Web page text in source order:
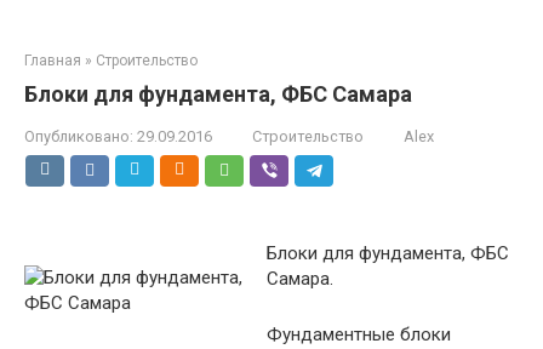
Главная » Строительство
Блоки для фундамента, ФБС Самара
Опубликовано: 29.09.2016 Строительство Alex
Блоки для фундамента, ФБС
Самара.
Фундаментные блоки